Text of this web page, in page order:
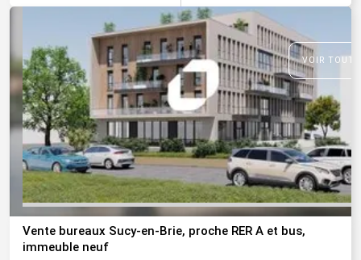
VOIR
Vente bureaux Sucy-en-Brie, proche RER A et bus,
immeuble neuf